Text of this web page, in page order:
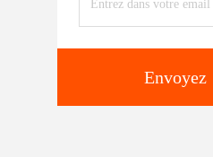
Envoyez